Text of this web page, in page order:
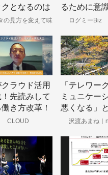
クとなるのは
雇用比率の高
！
の見方を変えて味
るために意
と 日米で
た、気持ち
ログミーBiz
ラウド活用
先読みして
き方改革！
CLOUD
クラウド実践大
）|クラウドで未
へシフト
「テレワー
ミュニケー
悪くなる」
営層・管理
沢渡あまね｜